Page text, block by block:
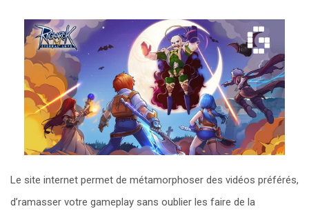
Le site internet permet de métamorphoser des vidéos préférés,
d’ramasser votre gameplay sans oublier les faire de la